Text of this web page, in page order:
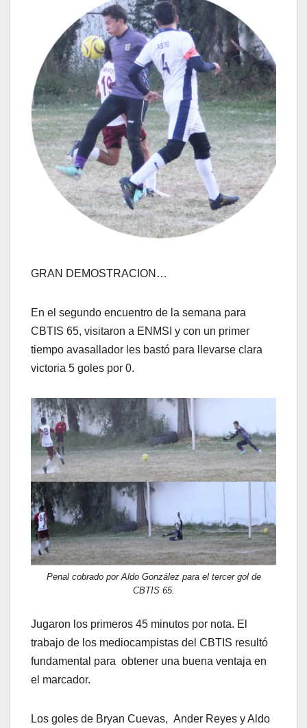
GRAN DEMOSTRACION…
En el segundo encuentro de la semana para
CBTIS 65, visitaron a ENMSI y con un primer
tiempo avasallador les bastó para llevarse clara
victoria 5 goles por 0.
Penal cobrado por Aldo González para el tercer gol de
CBTIS 65.
Jugaron los primeros 45 minutos por nota. El
trabajo de los mediocampistas del CBTIS resultó
fundamental para obtener una buena ventaja en
el marcador.
Los goles de Bryan Cuevas, Ander Reyes y Aldo